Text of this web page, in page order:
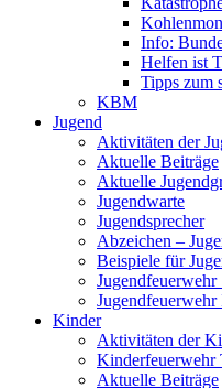
Info:
Helfen ist
Tipps zum
KBM
Jugend
Aktivitäten der
Aktuelle Beiträge
Aktuelle
Jugendwarte
Jugendsprecher
Abzeichen –
Beispiele für
Jugendfeuerwehr
Kinder
Aktivitäten der
Kinderfeuerwehr
Aktuelle Beiträge